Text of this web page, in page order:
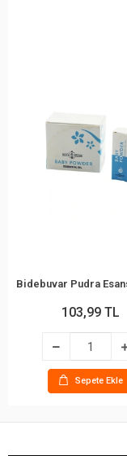
103,99 TL
Sepete Ekle